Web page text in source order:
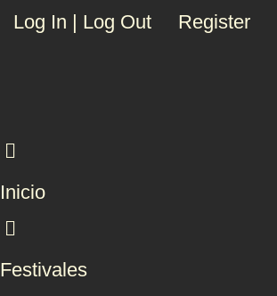
Log In | Log Out Register
Inicio
Festivales